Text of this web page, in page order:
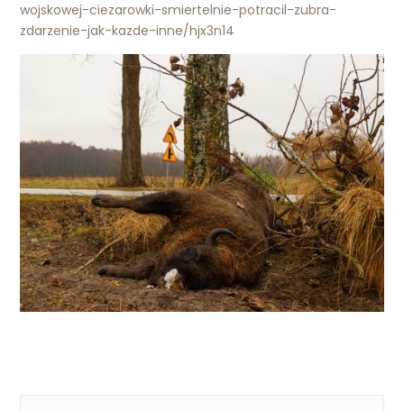
wojskowej-ciezarowki-smiertelnie-potracil-zubra-
zdarzenie-jak-kazde-inne/hjx3n14